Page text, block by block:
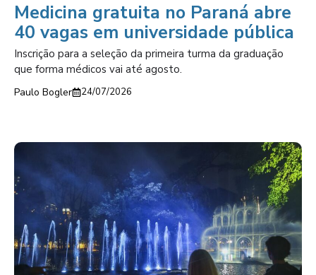
Medicina gratuita no Paraná abre
40 vagas em universidade pública
Inscrição para a seleção da primeira turma da graduação
que forma médicos vai até agosto.
Paulo Bogler 24/07/2026